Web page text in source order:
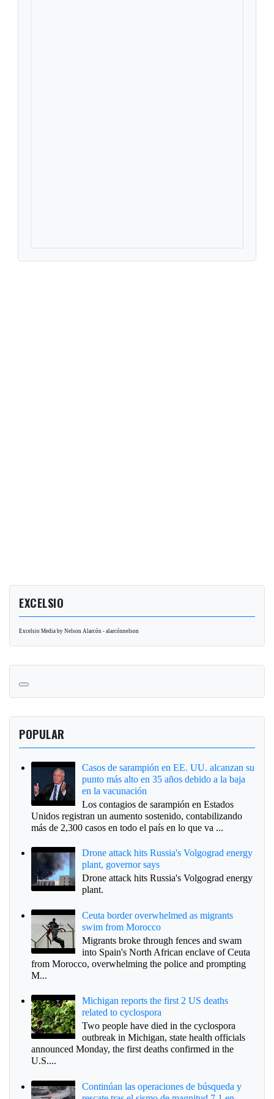
EXCELSIO
Excelsio Media by Nelson Alarcón - alarcónnelson
POPULAR
Casos de sarampión en EE. UU. alcanzan su
punto más alto en 35 años debido a la baja
en la vacunación
Los contagios de sarampión en Estados
Unidos registran un aumento sostenido, contabilizando
más de 2,300 casos en todo el país en lo que va ...
Drone attack hits Russia's Volgograd energy
plant, governor says
Drone attack hits Russia's Volgograd energy
plant.
Ceuta border overwhelmed as migrants
swim from Morocco
Migrants broke through fences and swam
into Spain's North African enclave of Ceuta
from Morocco, overwhelming the police and prompting
M...
Michigan reports the first 2 US deaths
related to cyclospora
Two people have died in the cyclospora
outbreak in Michigan, state health officials
announced Monday, the first deaths confirmed in the
U.S....
Continúan las operaciones de búsqueda y